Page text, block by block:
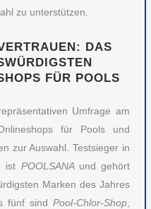
zu unterstützen.
DAS
FÜR POOLS
Umfrage am
für Pools und
zur Auswahl. Testsieger in
ist POOLSANA und gehört
Marken des Jahres
fünf sind Pool-Chlor-Shop,